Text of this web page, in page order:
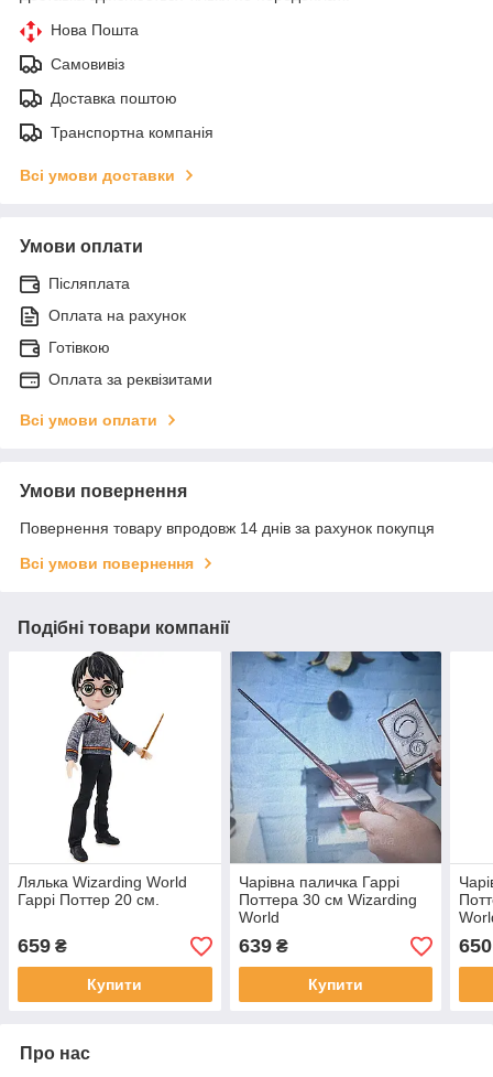
Нова Пошта
Самовивіз
Доставка поштою
Транспортна компанія
Всі умови доставки
Умови оплати
Післяплата
Оплата на рахунок
Готівкою
Оплата за реквізитами
Всі умови оплати
Умови повернення
Повернення товару впродовж 14 днів за рахунок покупця
Всі умови повернення
Подібні товари компанії
Лялька Wizarding World
Гаррі Поттер 20 см.
659 ₴
Купити
Чарівна паличка Гаррі
Поттера 30 см Wizarding
World
639₴
Купити
650
Про нас